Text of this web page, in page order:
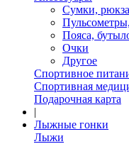
Сумки,
Пояса,
Очки
Другое
Спортивное
Спортивная
Подарочная карта
|
Лыжные гонки
Лыжи